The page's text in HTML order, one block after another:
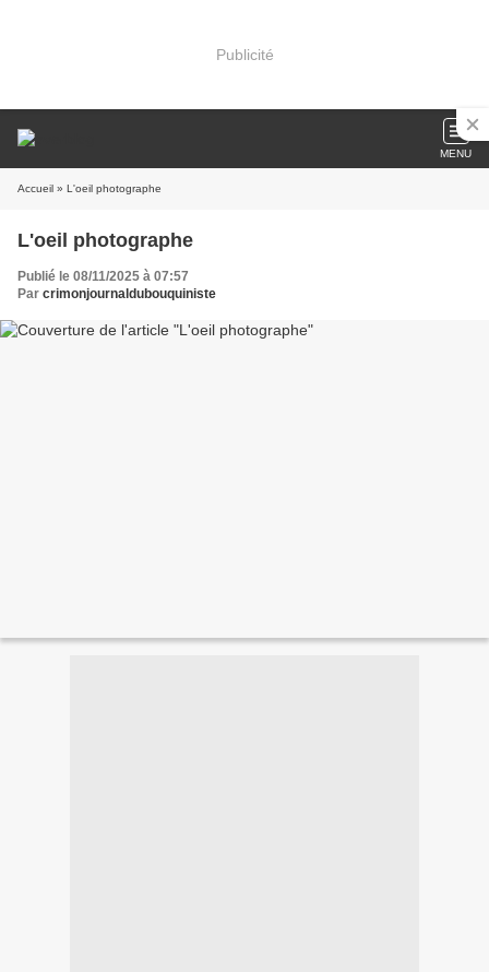
Publicité
MENU
Accueil » L'oeil photographe
L'oeil photographe
Publié le 08/11/2025 à 07:57
Par crimonjournaldubouquiniste